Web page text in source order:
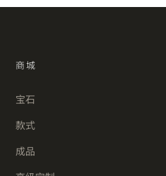
商城
宝石
款式
成品